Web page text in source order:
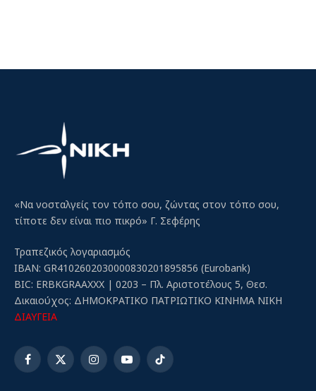
«Να νοσταλγείς τον τόπο σου, ζώντας στον τόπο σου,
τίποτε δεν είναι πιο πικρό» Γ. Σεφέρης
Τραπεζικός λογαριασμός
IBAN: GR4102602030000830201895856 (Eurobank)
BIC: ERBKGRAAXXX | 0203 – Πλ. Αριστοτέλους 5, Θεσ.
Δικαιούχος: ΔΗΜΟΚΡΑΤΙΚΟ ΠΑΤΡΙΩΤΙΚΟ ΚΙΝΗΜΑ ΝΙΚΗ
ΔΙΑΥΓΕΙΑ
Facebook
X
InstagramYouTubeTikTok